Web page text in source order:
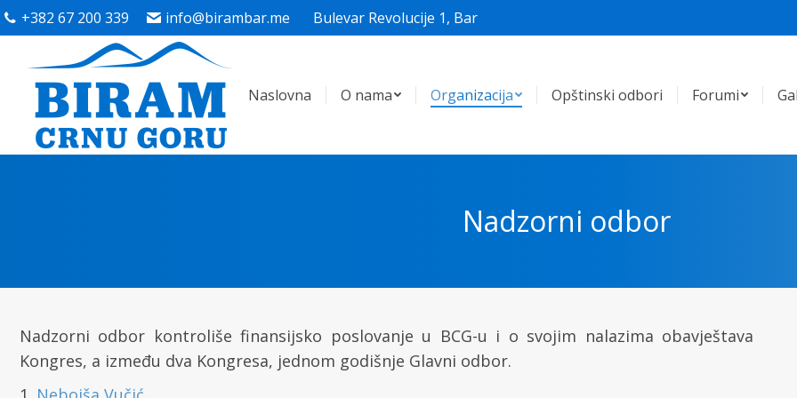
+382 67 200 339 info@birambar.me Bulevar Revolucije 1, Bar
Naslovna O nama Organizacija Opštinski odbori Forumi
Nadzorni odbor
Nadzorni odbor kontroliše finansijsko poslovanje u BCG-u i o svojim nalazima obavještava
Kongres, a između dva Kongresa, jednom godišnje Glavni odbor.